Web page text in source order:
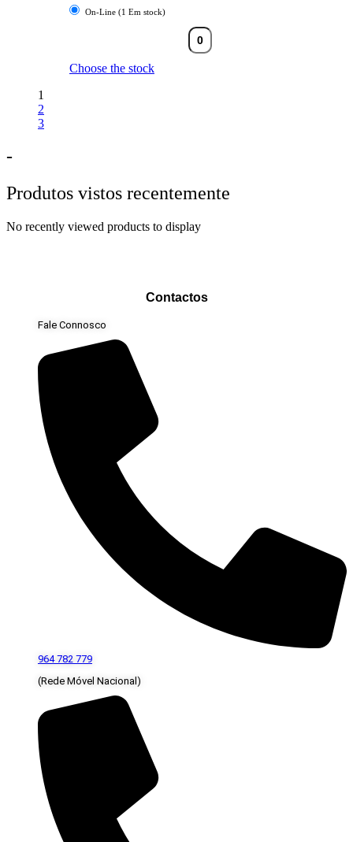
On-Line (1 Em stock)
Choose the stock
1
2
3
-
Produtos vistos recentemente
No recently viewed products to display
Contactos
Fale Connosco
964 782 779
(Rede Móvel Nacional)